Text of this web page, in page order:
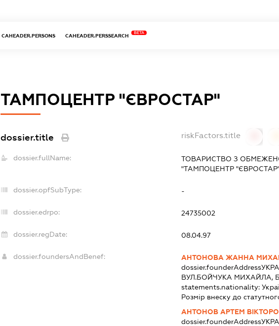
CAHEADER.PERSONS CAHEADER.PERSSEARCH
BETA
ТАМПОЦЕНТР "ЄВРОСТАР"
dossier.title riskFactors.title
dossier.fullName:
ТОВАРИСТВО З
"ТАМПОЦЕНТР
dossier.opfSubType: -
dossier.edrpo: 24735002
dossier.regDate: 08.04.97
dossier.foundersAndBenef:
АНТОНОВА ЖАННА
dossier.founderAddress
ВУЛ.БОЙЧУКА МИХАЙЛА,
statements.nationality:
Розмір внеску до
АНТОНОВ АРТЕМ
dossier.founderAddress